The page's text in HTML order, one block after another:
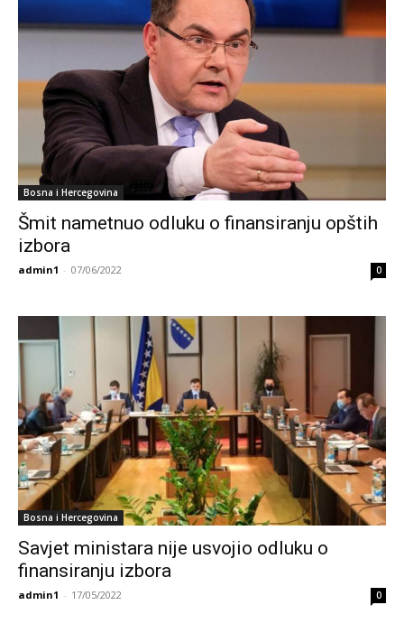
Bosna i Hercegovina
Šmit nametnuo odluku o finansiranju opštih
izbora
admin1 - 07/06/2022 0
Bosna i Hercegovina
Savjet ministara nije usvojio odluku o
finansiranju izbora
admin1 - 17/05/2022 0